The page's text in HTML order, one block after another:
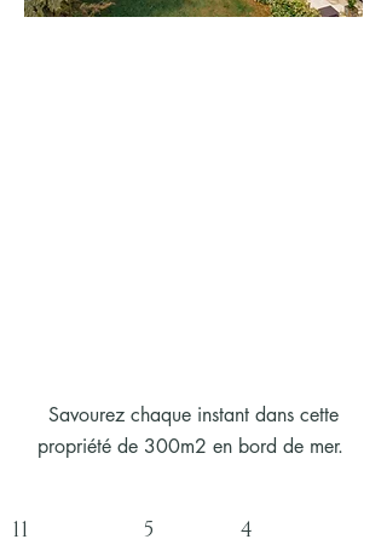
Savourez chaque instant dans cette
propriété de 300m2 en bord de mer.
11 5 4